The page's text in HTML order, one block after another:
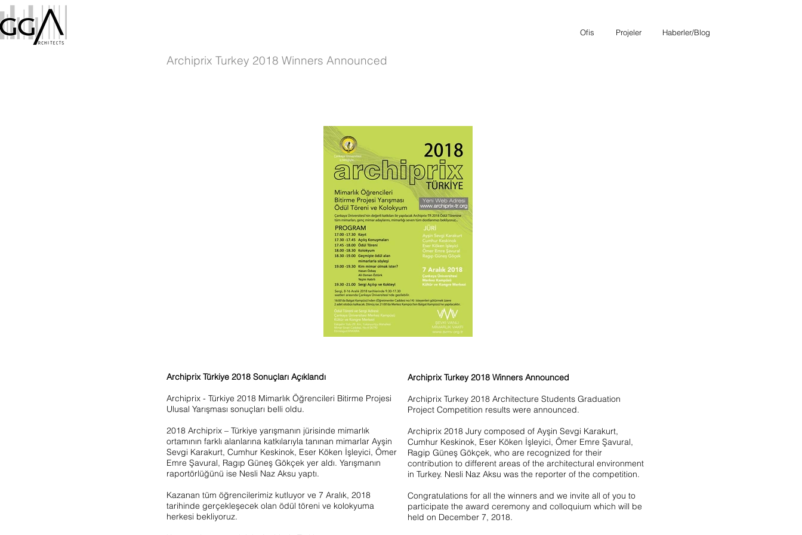
Ofis Projeler Haberler/Blog
Archiprix Turkey 2018 Winners Announced
Archiprix Türkiye 2018 Sonuçları Açıklandı
Archiprix - Türkiye 2018 Mimarlık Öğrencileri Bitirme Projesi
Ulusal Yarışması sonuçları belli oldu.
2018 Archiprix – Türkiye yarışmanın jürisinde mimarlık
ortamının farklı alanlarına katkılarıyla tanınan mimarlar Ayşin
Sevgi Karakurt, Cumhur Keskinok, Eser Köken İşleyici, Ömer
Emre Şavural, Ragıp Güneş Gökçek yer aldı. Yarışmanın
raportörlüğünü ise Nesli Naz Aksu yaptı.
Kazanan tüm öğrencilerimiz kutluyor ve 7 Aralık, 2018
tarihinde gerçekleşecek olan ödül töreni ve kolokyuma
herkesi bekliyoruz.
Archiprix Turkey 2018 Winners Announced
Archiprix Turkey 2018 Architecture Students Graduation
Project Competition results were announced.
Archiprix 2018 Jury composed of Ayşin Sevgi Karakurt,
Cumhur Keskinok, Eser Köken İşleyici, Ömer Emre Şavural,
Ragip Güneş Gökçek, who are recognized for their
contribution to different areas of the architectural environment
in Turkey. Nesli Naz Aksu was the reporter of the competition.
Congratulations for all the winners and we invite all of you to
participate the award ceremony and colloquium which will be
held on December 7, 2018.